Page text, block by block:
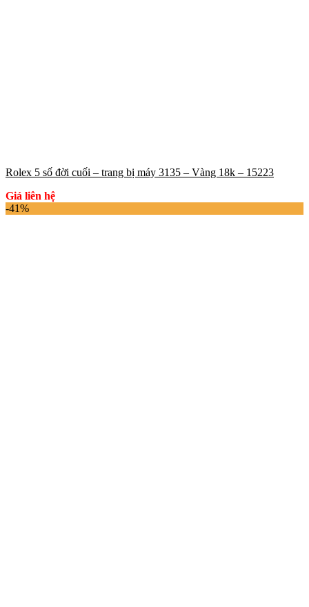
Rolex 5 số đời cuối – trang bị máy 3135 – Vàng 18k – 15223
Giá liên hệ
-41%